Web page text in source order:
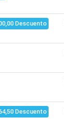
Descuento
Descuento